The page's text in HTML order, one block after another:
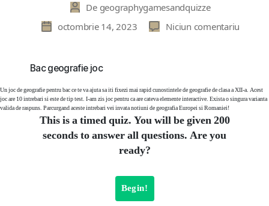
Autor
articol
De geographygamesandquizze
Datăoctombrie 14, 2023 Niciun comentariu
Bac geografie joc
Un joc de geografie pentru bac ce te va ajuta sa iti fixezi mai rapid cunostintele de geografie de clasa a XII-a. Acest
joc are 10 intrebari si este de tip test. I-am zis joc pentru ca are cateva elemente interactive. Exista o singura varianta
valida de raspuns. Parcurgand aceste intrebari vei invata notiuni de geografia Europei si Romaniei!
This is a timed quiz. You will be given 200
seconds to answer all questions. Are you
ready?
Begin!